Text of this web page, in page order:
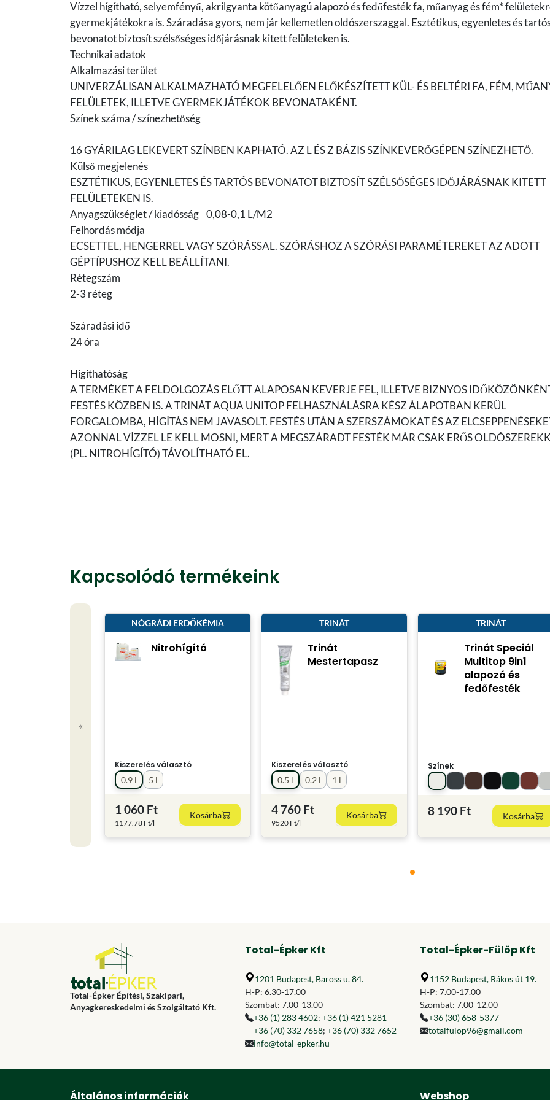
Vízzel hígítható, selyemfényű, akrilgyanta kötőanyagú alapozó és fedőfesték fa, műanyag és fém*
gyermekjátékokra is. Száradása gyors, nem jár kellemetlen oldószerszaggal. Esztétikus, egyenletes és
bevonatot biztosít szélsőséges időjárásnak kitett felületeken is.
Technikai adatok
Alkalmazási terület
UNIVERZÁLISAN ALKALMAZHATÓ MEGFELELŐEN ELŐKÉSZÍTETT KÜL- ÉS BELTÉRI FA, FÉM,
FELÜLETEK, ILLETVE GYERMEKJÁTÉKOK BEVONATAKÉNT.
Színek száma / színezhetőség
16 GYÁRILAG LEKEVERT SZÍNBEN KAPHATÓ. AZ L ÉS Z BÁZIS SZÍNKEVERŐGÉPEN SZÍNEZHETŐ.
Külső megjelenés
ESZTÉTIKUS, EGYENLETES ÉS TARTÓS BEVONATOT BIZTOSÍT SZÉLSŐSÉGES IDŐJÁRÁSNAK KITETT
FELÜLETEKEN IS.
Anyagszükséglet / kiadósság 0,08-0,1 L/M2
Felhordás módja
ECSETTEL, HENGERREL VAGY SZÓRÁSSAL. SZÓRÁSHOZ A SZÓRÁSI PARAMÉTEREKET AZ ADOTT
GÉPTÍPUSHOZ KELL BEÁLLÍTANI.
Rétegszám
2-3 réteg
Száradási idő
24 óra
Hígíthatóság
A TERMÉKET A FELDOLGOZÁS ELŐTT ALAPOSAN KEVERJE FEL, ILLETVE BIZNYOS
FESTÉS KÖZBEN IS. A TRINÁT AQUA UNITOP FELHASZNÁLÁSRA KÉSZ ÁLAPOTBAN KERÜL
FORGALOMBA, HÍGÍTÁS NEM JAVASOLT. FESTÉS UTÁN A SZERSZÁMOKAT ÉS AZ
AZONNAL VÍZZEL LE KELL MOSNI, MERT A MEGSZÁRADT FESTÉK MÁR CSAK ERŐS
(PL. NITROHÍGÍTÓ) TÁVOLÍTHATÓ EL.
Kapcsolódó termékeink
«
NÓGRÁDI ERDŐKÉMIA
Nitrohígító
Kiszerelés választó
0.9 l
5 l
1 060 Ft
1177.78 Ft/l
Kosárba
TRINÁT
Trinát
Mestertapasz
Kiszerelés választó
0.2 l
0.5 l 1 l
4 760 Ft
9520 Ft/l
Kosárba
TRINÁT
Trinát Speciál
Multitop 9in1
alapozó és
fedőfesték
Színek
8 190 Ft Kosárba
Total-Épker Építési, Szakipari,
Anyagkereskedelmi és Szolgáltató Kft.
Total-Épker Kft
1201 Budapest, Baross u. 84.
H-P: 6.30-17.00
Szombat: 7.00-13.00
+36 (1) 283 4602; +36 (1) 421 5281
+36 (70) 332 7658; +36 (70) 332 7652
info@total-epker.hu
Total-Épker-Fülöp Kft
1152 Budapest, Rákos út 19.
H-P: 7.00-17.00
Szombat: 7.00-12.00
+36 (30) 658-5377
totalfulop96@gmail.com
Általános információk Webshop